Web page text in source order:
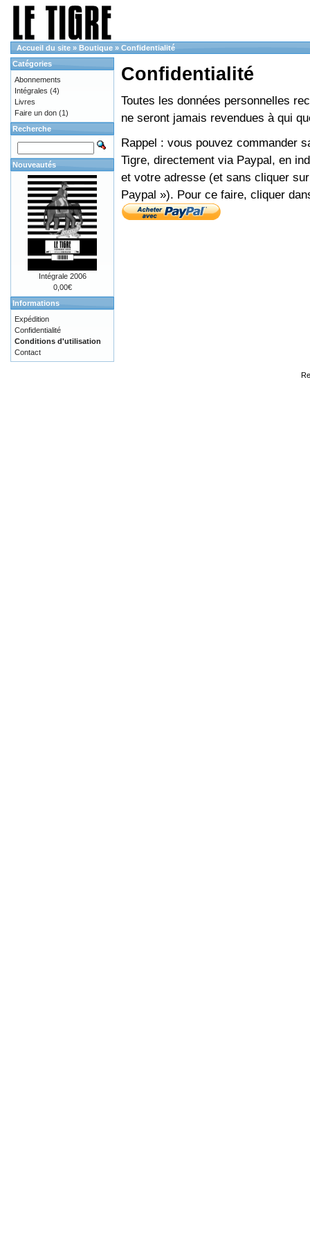
Accueil du site » Boutique » Confidentialité
Confidentialité
Toutes les données personnelles
ne seront jamais revendues à qui
Rappel : vous pouvez commander
Tigre, directement via Paypal, en
et votre adresse (et sans cliquer
Paypal »). Pour ce faire, cliquer
Catégories
Abonnements
Intégrales (4)
Livres
Faire un don (1)
Recherche
Nouveautés
Intégrale 2006
0,00€
Informations
Expédition
Confidentialité
Conditions d'utilisation
Contact